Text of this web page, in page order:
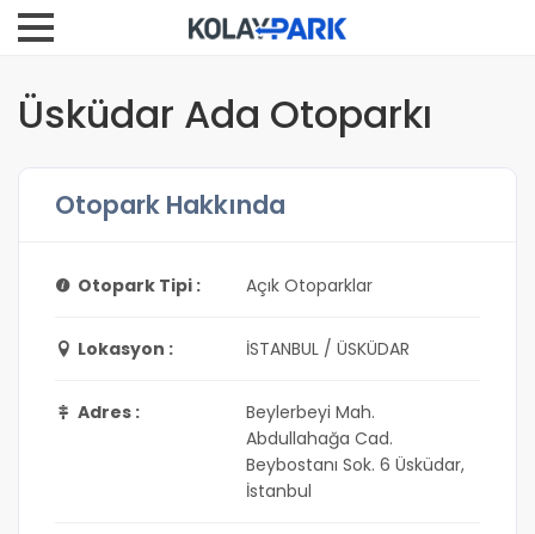
Üsküdar Ada Otoparkı
Otopark Hakkında
Otopark Tipi : Açık Otoparklar
Lokasyon : İSTANBUL / ÜSKÜDAR
Adres :
Beylerbeyi Mah.
Abdullahağa Cad.
Beybostanı Sok. 6 Üsküdar,
İstanbul